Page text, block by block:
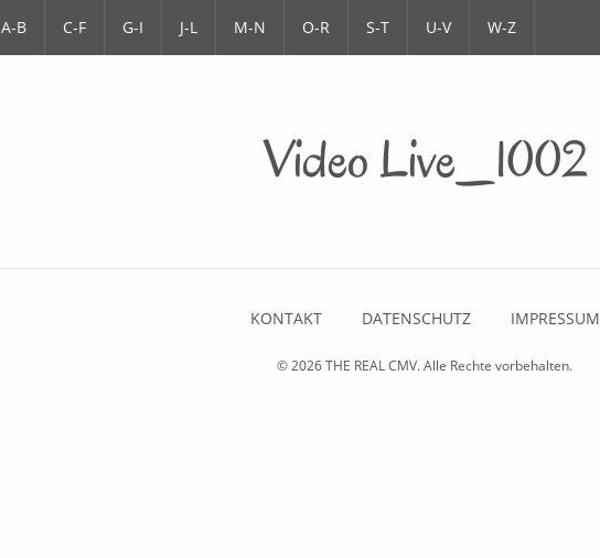
A-B C-F G-I J-L M-N O-R S-T U-V W-Z
Video Live_1002
KONTAKT DATENSCHUTZ IMPRESSUM
© 2026THE REAL CMV. Alle Rechte vorbehalten.